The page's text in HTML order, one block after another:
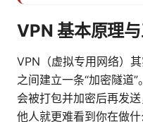
VPN 基本原理
VPN（虚拟专用网络）
之间建立一条“加密隧道
会被打包并加密后再发
他人就更难看到你在做什